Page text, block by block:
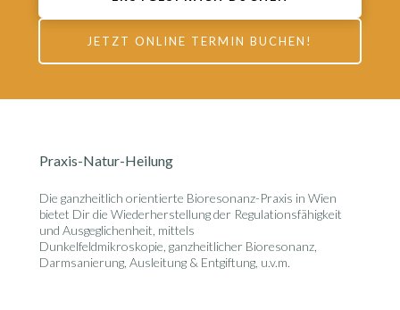
JETZT ONLINE TERMIN BUCHEN!
Praxis-Natur-Heilung
Die ganzheitlich orientierte Bioresonanz-Praxis in Wien
bietet Dir die Wiederherstellung der Regulationsfähigkeit
und Ausgeglichenheit, mittels
Dunkelfeldmikroskopie, ganzheitlicher Bioresonanz,
Darmsanierung, Ausleitung & Entgiftung, u.v.m.